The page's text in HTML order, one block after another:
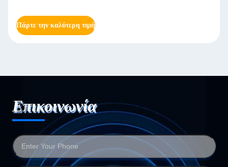
Επικοινωνία